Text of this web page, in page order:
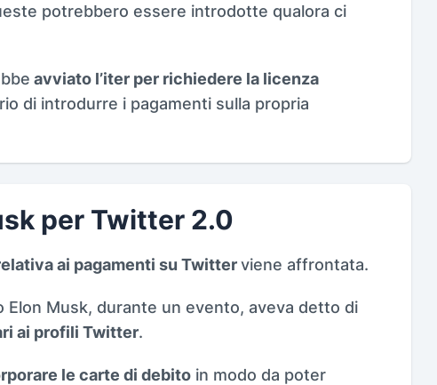
potrebbero essere introdotte qualora ci
avviato l’iter per richiedere la licenza
di introdurre i pagamenti sulla propria
per Twitter 2.0
ai pagamenti su Twitterviene affrontata.
Musk, durante un evento, aveva detto di
ai profili Twitter.
le carte di debito in modo da poter